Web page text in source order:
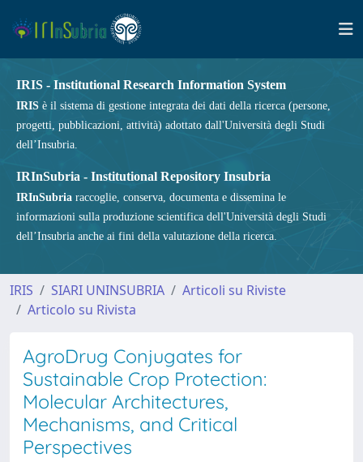
IRIS - Institutional Research Information System
IRIS è il sistema di gestione integrata dei dati della ricerca (persone,
progetti, pubblicazioni, attività) adottato dall'Università degli Studi
dell’Insubria.
IRInSubria - Institutional Repository Insubria
IRInSubria raccoglie, conserva, documenta e dissemina le
informazioni sulla produzione scientifica dell'Università degli Studi
dell’Insubria anche ai fini della valutazione della ricerca.
IRIS SIARI UNINSUBRIA
Articoli su Riviste
Articolo su Rivista
AgroDrug Conjugates for
Sustainable Crop Protection:
Molecular Architectures,
Mechanisms, and Critical
Perspectives